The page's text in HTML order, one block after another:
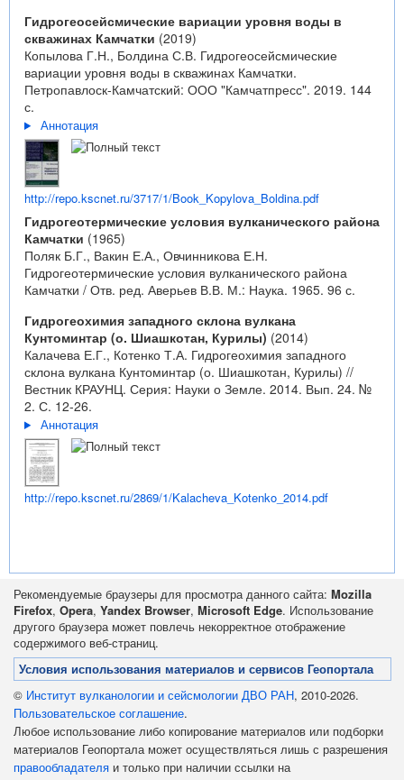
Гидрогеосейсмические вариации уровня воды в
скважинах Камчатки (2019)
Копылова Г.Н., Болдина С.В. Гидрогеосейсмические
вариации уровня воды в скважинах Камчатки.
Петропавлоск-Камчатский: ООО "Камчатпресс". 2019. 144
с.
Аннотация
http://repo.kscnet.ru/3717/1/Book_Kopylova_Boldina.pdf
Гидрогеотермические условия вулканического района
Камчатки (1965)
Поляк Б.Г., Вакин Е.А., Овчинникова Е.Н.
Гидрогеотермические условия вулканического района
Камчатки / Отв. ред. Аверьев В.В. М.: Наука. 1965. 96 с.
Гидрогеохимия западного склона вулкана
Кунтоминтар (о. Шиашкотан, Курилы) (2014)
Калачева Е.Г., Котенко Т.А. Гидрогеохимия западного
склона вулкана Кунтоминтар (о. Шиашкотан, Курилы) //
Вестник КРАУНЦ. Серия: Науки о Земле. 2014. Вып. 24. №
2. С. 12-26.
Аннотация
http://repo.kscnet.ru/2869/1/Kalacheva_Kotenko_2014.pdf
Рекомендуемые браузеры для просмотра данного сайта: Mozilla
Firefox, Opera, Yandex Browser, Microsoft Edge. Использование
другого браузера может повлечь некорректное отображение
содержимого веб-страниц.
Условия использования материалов и сервисов Геопортала
© Институт вулканологии и сейсмологии ДВО РАН, 2010-2026.
Пользовательское соглашение.
Любое использование либо копирование материалов или подборки
материалов Геопортала может осуществляться лишь с разрешения
правообладателя и только при наличии ссылки на